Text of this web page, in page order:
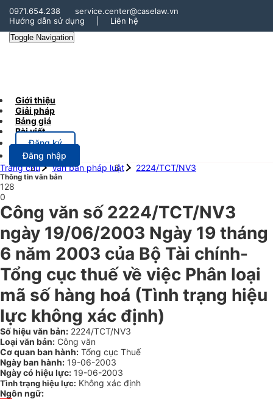
0971.654.238
service.center@caselaw.vn
Hướng dẫn sử dụng
Liên hệ
Toggle Navigation
Giới thiệu
Giải pháp
Bảng giá
Bài viết
Đăng ký
Đăng nhập
Trang chủ
Văn bản pháp luật 2224/TCT/NV3
Thông tin văn bản
128
0
Công văn số 2224/TCT/NV3
ngày 19/06/2003 Ngày 19 tháng
6 năm 2003 của Bộ Tài chính-
Tổng cục thuế về việc Phân loại
mã số hàng hoá (Tình trạng hiệu
lực không xác định)
Số hiệu văn bản: 2224/TCT/NV3
Loại văn bản: Công văn
Cơ quan ban hành: Tổng cục Thuế
Ngày ban hành: 19-06-2003
Ngày có hiệu lực: 19-06-2003
Tình trạng hiệu lực: Không xác định
Ngôn ngữ: